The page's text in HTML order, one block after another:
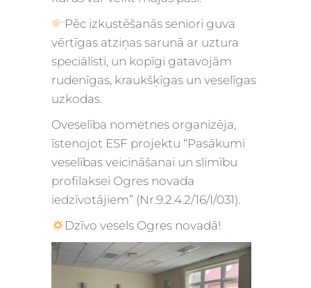
Pēc izkustēšanās seniori guva
vērtīgas atziņas sarunā ar uztura
speciālisti, un kopīgi gatavojām
rudenīgas, kraukšķīgas un veselīgas
uzkodas.
Oveselība nometnes organizēja,
īstenojot ESF projektu “Pasākumi
veselības veicināšanai un slimību
profilaksei Ogres novada
iedzīvotājiem” (Nr.9.2.4.2/16/I/031).
Dzīvo vesels Ogres novadā!